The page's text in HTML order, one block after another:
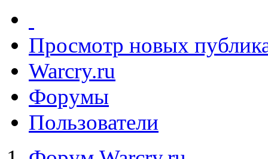
Просмотр новых
Warcry.ru
Форумы
Пользователи